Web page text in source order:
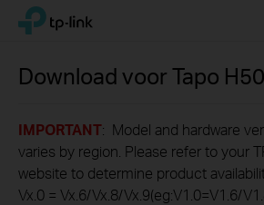
Click
navigation
TP-Link, Reliably Smart
Download voorTapo
IMPORTANT: Model and hardware
varies by region. Please refer to your
website to determine product
Vx.0 = Vx.6/Vx.8/Vx.9(eg:V1.0=V1.6/